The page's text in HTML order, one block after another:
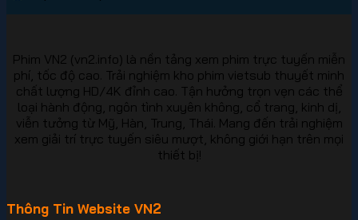
Phim VN2 (vn2.info) là nền tảng xem phim trực tuyến miễn
phí, tốc độ cao. Trải nghiệm kho phim vietsub thuyết minh
chất lượng HD/4K đỉnh cao. Tận hưởng trọn vẹn các thể
loại hành động, ngôn tình xuyên không, cổ trang, kinh dị,
viễn tưởng từ Mỹ, Hàn, Trung, Thái. Mang đến trải nghiệm
xem giải trí trực tuyến siêu mượt, không giới hạn trên mọi
thiết bị!
Thông Tin Website VN2